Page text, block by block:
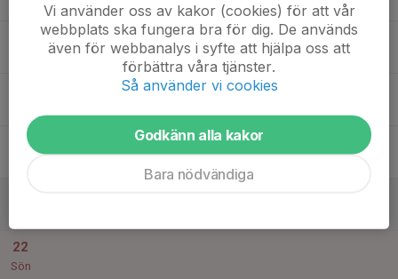
20
22
Sön
Vi använder oss av kakor (cookies) för att vår
webbplats ska fungera bra för dig. De används
även för webbanalys i syfte att hjälpa oss att
förbättra våra tjänster.
Så använder vi cookies
Godkänn alla kakor
Bara nödvändiga